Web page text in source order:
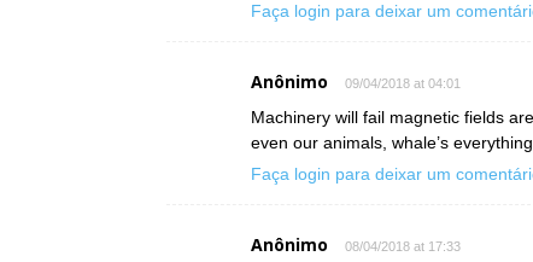
Faça login para deixar um
Anônimo 09/04/2018 at 04:01
Machinery will fail magnetic fields
even our animals, whale’s
Faça login para deixar um
Anônimo 08/04/2018 at 17:33